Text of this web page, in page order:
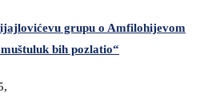
grupu o Amfilohijevom
bih pozlatio“